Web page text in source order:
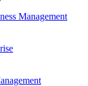
Management